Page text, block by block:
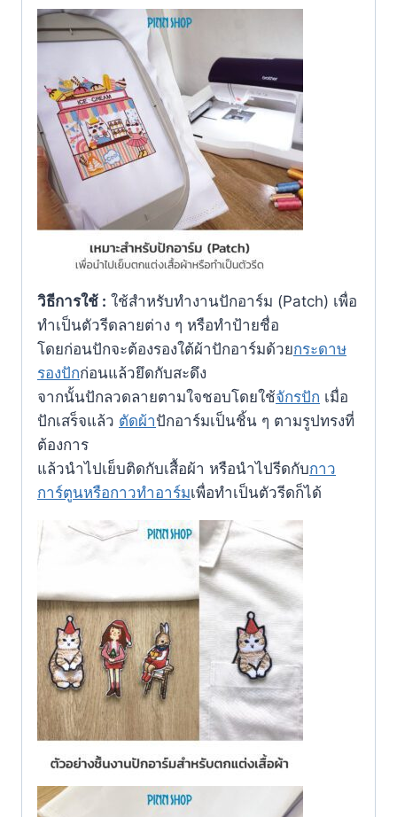
วิธีการใช้ : ใช้สำหรับทำงานปักอาร์ม (Patch) เพื่อ
ทำเป็นตัวรีดลายต่าง ๆ หรือทำป้ายชื่อ
โดยก่อนปักจะต้องรองใต้ผ้าปักอาร์มด้วยกระดาษ
รองปักก่อนแล้วยึดกับสะดึง
จากนั้นปักลวดลายตามใจชอบโดยใช้จักรปัก เมื่อ
ปักเสร็จแล้ว ตัดผ้าปักอาร์มเป็นชิ้น ๆ ตามรูปทรงที่
ต้องการ
แล้วนำไปเย็บติดกับเสื้อผ้า หรือนำไปรีดกับกาว
การ์ตูนหรือกาวทำอาร์มเพื่อทำเป็นตัวรีดก็ได้